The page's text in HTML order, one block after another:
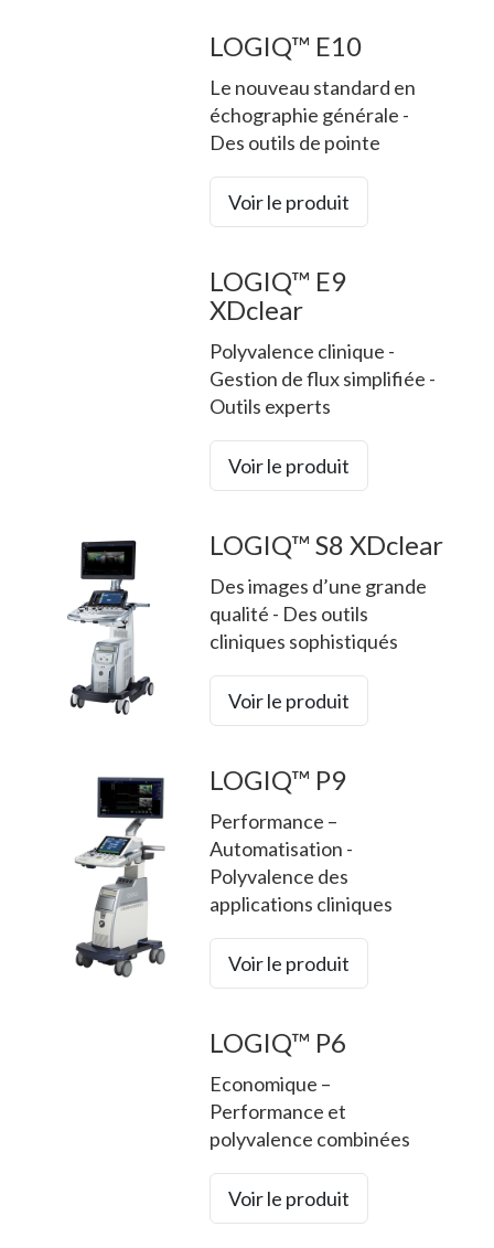
LOGIQ™ E10
Le nouveau standard en
échographie générale -
Des outils de pointe
Voir le produit
LOGIQ™ E9
XDclear
Polyvalence clinique -
Gestion de flux simplifiée -
Outils experts
Voir le produit
LOGIQ™ S8 XDclear
Des images d’une grande
qualité - Des outils
cliniques sophistiqués
Voir le produit
LOGIQ™ P9
Performance –
Automatisation -
Polyvalence des
applications cliniques
Voir le produit
LOGIQ™ P6
Economique –
Performance et
polyvalence combinées
Voir le produit